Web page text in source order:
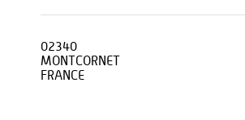
02340
MONTCORNET
FRANCE